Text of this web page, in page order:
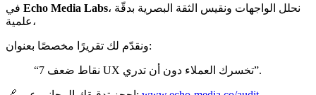
Echo Media Labs، نحلل الواجهات ونقيس الثقة البصرية بدقّة
علمية،
ونقدّم لك تقريرًا مخصصًا بعنوان:
“7 نقاط ضعف UX تخسرك العملاء دون أن تدري”.